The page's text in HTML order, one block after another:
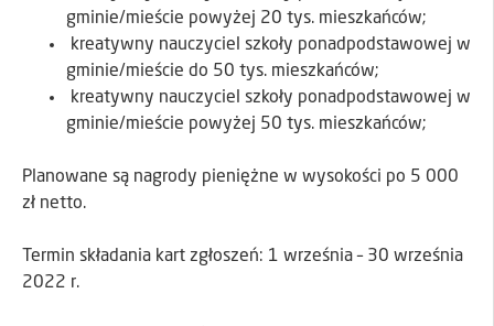
gminie/mieście powyżej 20 tys. mieszkańców;
kreatywny nauczyciel szkoły ponadpodstawowej w
gminie/mieście do 50 tys. mieszkańców;
kreatywny nauczyciel szkoły ponadpodstawowej w
gminie/mieście powyżej 50 tys. mieszkańców;
Planowane są nagrody pieniężne w wysokości po 5 000
zł netto.
Termin składania kart zgłoszeń: 1 września – 30 września
2022 r.